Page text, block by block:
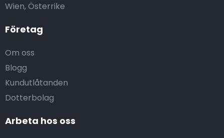
Företag
Om oss
Blogg
Kundutlåtanden
Dotterbolag
Arbeta hos oss
Wien, Österrike